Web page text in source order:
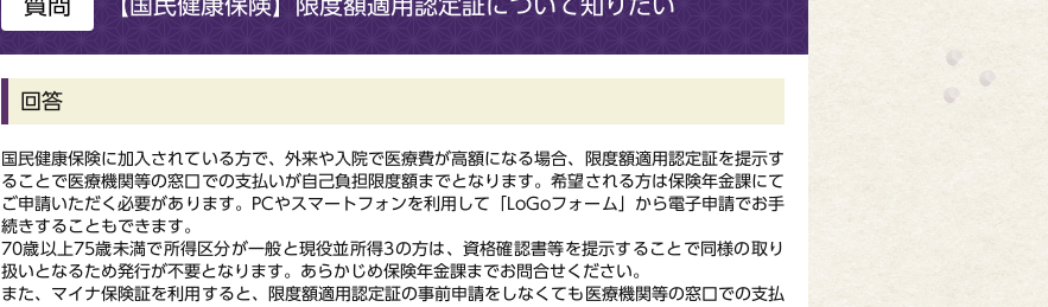
質問 【国民健康保険】限度額適用認定証について知りたい
回答
国民健康保険に加入されている方で、外来や入院で医療費が高額になる場合、限度額適用認定証を提示す
ることで医療機関等の窓口での支払いが自己負担限度額までとなります。希望される方は保険年金課にて
ご申請いただく必要があります。PCやスマートフォンを利用して「LoGoフォーム」から電子申請でお手
続きすることもできます。
70歳以上75歳未満で所得区分が一般と現役並所得3の方は、資格確認書等を提示することで同様の取り
扱いとなるため発行が不要となります。あらかじめ保険年金課までお問合せください。
また、マイナ保険証を利用すると、限度額適用認定証の事前申請をしなくても医療機関等の窓口での支払